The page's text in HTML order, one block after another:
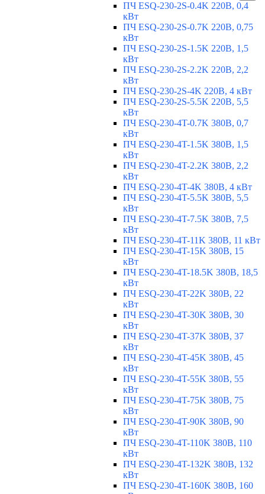
ПЧ ESQ-230-2S-0.4K 220В, 0,4
кВт
ПЧ ESQ-230-2S-0.7K 220В, 0,75
кВт
ПЧ ESQ-230-2S-1.5K 220В, 1,5
кВт
ПЧ ESQ-230-2S-2.2K 220В, 2,2
кВт
ПЧ ESQ-230-2S-4K 220В, 4 кВт
ПЧ ESQ-230-2S-5.5K 220В, 5,5
кВт
ПЧ ESQ-230-4T-0.7K 380В, 0,7
кВт
ПЧ ESQ-230-4T-1.5K 380В, 1,5
кВт
ПЧ ESQ-230-4T-2.2K 380В, 2,2
кВт
ПЧ ESQ-230-4T-4K 380В, 4 кВт
ПЧ ESQ-230-4T-5.5K 380В, 5,5
кВт
ПЧ ESQ-230-4T-7.5K 380В, 7,5
кВт
ПЧ ESQ-230-4T-11K 380В, 11 кВт
ПЧ ESQ-230-4T-15K 380В, 15
кВт
ПЧ ESQ-230-4T-18.5K 380В, 18,5
кВт
ПЧ ESQ-230-4T-22K 380В, 22
кВт
ПЧ ESQ-230-4T-30K 380В, 30
кВт
ПЧ ESQ-230-4T-37K 380В, 37
кВт
ПЧ ESQ-230-4T-45K 380В, 45
кВт
ПЧ ESQ-230-4T-55K 380В, 55
кВт
ПЧ ESQ-230-4T-75K 380В, 75
кВт
ПЧ ESQ-230-4T-90K 380В, 90
кВт
ПЧ ESQ-230-4T-110K 380В, 110
кВт
ПЧ ESQ-230-4T-132K 380В, 132
кВт
ПЧ ESQ-230-4T-160K 380В, 160